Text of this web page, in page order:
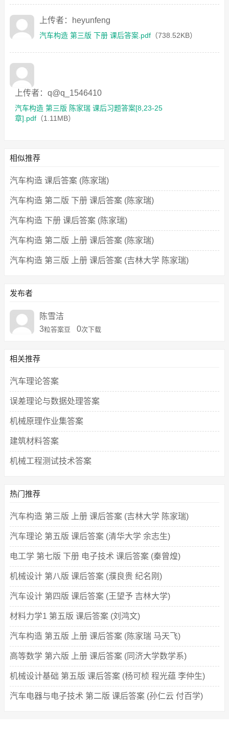
上传者：heyunfeng
汽车构造 第三版 下册 课后答案.pdf （738.52KB）
上传者：q@q_1546410
汽车构造 第三版 陈家瑞 课后习题答案[8,23-25
章].pdf （1.11MB）
相似推荐
汽车构造 课后答案 (陈家瑞)
汽车构造 第二版 下册 课后答案 (陈家瑞)
汽车构造 下册 课后答案 (陈家瑞)
汽车构造 第二版 上册 课后答案 (陈家瑞)
汽车构造 第三版 上册 课后答案 (吉林大学 陈家瑞)
发布者
陈雪洁
3粒答案豆 0次下载
相关推荐
汽车理论答案
误差理论与数据处理答案
机械原理作业集答案
建筑材料答案
机械工程测试技术答案
热门推荐
汽车构造 第三版 上册 课后答案 (吉林大学 陈家瑞)
汽车理论 第五版 课后答案 (清华大学 余志生)
电工学 第七版 下册 电子技术 课后答案 (秦曾煌)
机械设计 第八版 课后答案 (濮良贵 纪名刚)
汽车设计 第四版 课后答案 (王望予 吉林大学)
材料力学1 第五版 课后答案 (刘鸿文)
汽车构造 第五版 上册 课后答案 (陈家瑞 马天飞)
高等数学 第六版 上册 课后答案 (同济大学数学系)
机械设计基础 第五版 课后答案 (杨可桢 程光蕴 李仲生)
汽车电器与电子技术 第二版 课后答案 (孙仁云 付百学)